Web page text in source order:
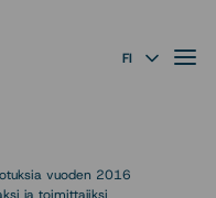
FI
vuoden 2016